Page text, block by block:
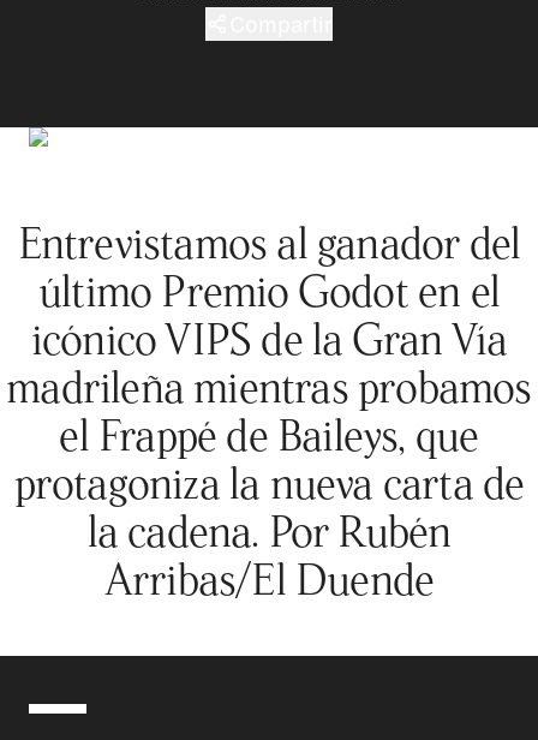
Entrevistamos al ganador del
último Premio Godot en el
icónico VIPS de la Gran Vía
madrileña mientras probamos
el Frappé de Baileys, que
protagoniza la nueva carta de
la cadena. Por Rubén
Arribas/El Duende